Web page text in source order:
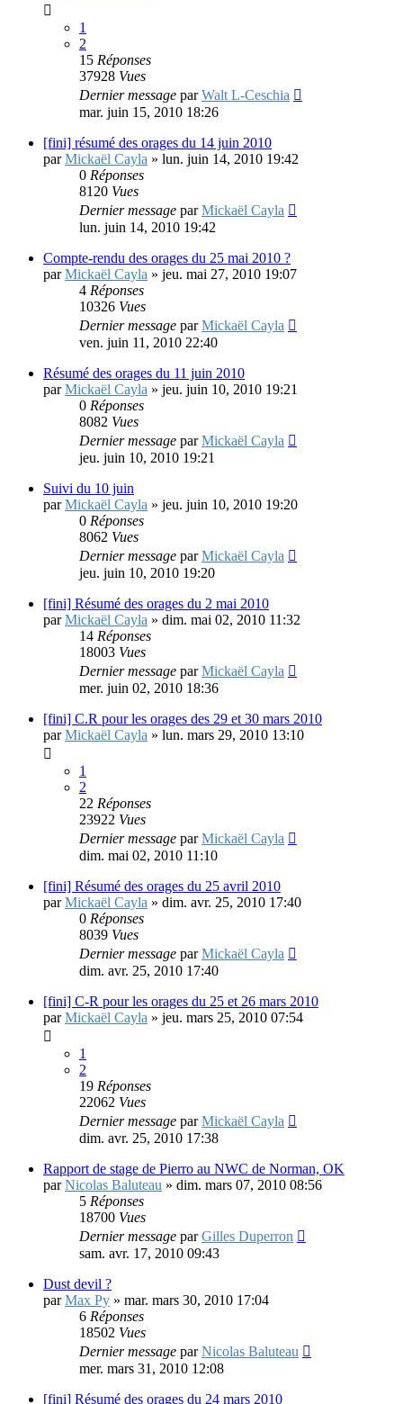
1
2
15 Réponses
37928 Vues
Dernier message parWalt L-Ceschia
mar. juin 15, 2010 18:26
[fini] résumé des orages du 14 juin 2010
parMickaël Cayla » lun. juin 14, 2010 19:42
0 Réponses
8120 Vues
Dernier message parMickaël Cayla
lun. juin 14, 2010 19:42
Compte-rendu des orages du 25 mai 2010 ?
parMickaël Cayla » jeu. mai 27, 2010 19:07
4 Réponses
10326 Vues
Dernier message parMickaël Cayla
ven. juin 11, 2010 22:40
Résumé des orages du 11 juin 2010
parMickaël Cayla » jeu. juin 10, 2010 19:21
0 Réponses
8082 Vues
Dernier message parMickaël Cayla
jeu. juin 10, 2010 19:21
Suivi du 10 juin
parMickaël Cayla » jeu. juin 10, 2010 19:20
0 Réponses
8062 Vues
Dernier message parMickaël Cayla
jeu. juin 10, 2010 19:20
[fini] Résumé des orages du 2 mai 2010
parMickaël Cayla » dim. mai 02, 2010 11:32
14 Réponses
18003 Vues
Dernier message parMickaël Cayla
mer. juin 02, 2010 18:36
[fini] C.R pour les orages des 29 et 30 mars 2010
parMickaël Cayla » lun. mars 29, 2010 13:10
1
2
22 Réponses
23922 Vues
Dernier message parMickaël Cayla
dim. mai 02, 2010 11:10
[fini] Résumé des orages du 25 avril 2010
parMickaël Cayla » dim. avr. 25, 2010 17:40
0 Réponses
8039 Vues
Dernier message parMickaël Cayla
dim. avr. 25, 2010 17:40
[fini] C-R pour les orages du 25 et 26 mars 2010
parMickaël Cayla » jeu. mars 25, 2010 07:54
1
2
19 Réponses
22062 Vues
Dernier message parMickaël Cayla
dim. avr. 25, 2010 17:38
Rapport de stage de Pierro au NWC de Norman, OK
parNicolas Baluteau » dim. mars 07, 2010 08:56
5 Réponses
18700 Vues
Dernier message parGilles Duperron
sam. avr. 17, 2010 09:43
Dust devil ?
parMax Py » mar. mars 30, 2010 17:04
6 Réponses
18502 Vues
Dernier message parNicolas Baluteau
mer. mars 31, 2010 12:08
[fini] Résumé des orages du 24 mars 2010